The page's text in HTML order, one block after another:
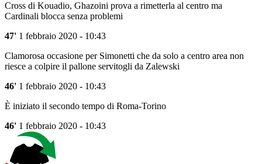
Cross di Kouadio, Ghazoini prova a rimetterla al centro ma
Cardinali blocca senza problemi
47' 1 febbraio 2020 - 10:43
Clamorosa occasione per Simonetti che da solo a centro area non
riesce a colpire il pallone servitogli da Zalewski
46' 1 febbraio 2020 - 10:43
È iniziato il secondo tempo di Roma-Torino
46' 1 febbraio 2020 - 10:43